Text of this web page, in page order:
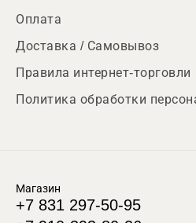
Оплата
Доставка / Самовывоз
Правила интернет-торговли
Политика обработки
Магазин
+7 831 297-50-95